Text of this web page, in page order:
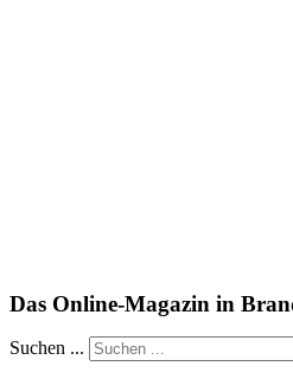
Das Online-Magazin in
Suchen ...